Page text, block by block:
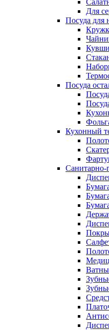
Для
Посуда для
Посуда
Кухонный
Санитарно-